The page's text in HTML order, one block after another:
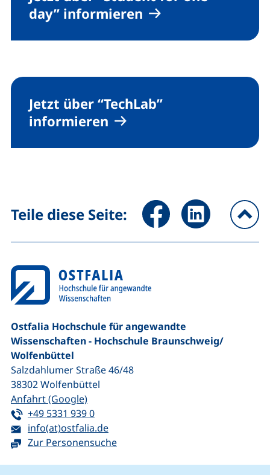
day” informieren
Jetzt über “TechLab”
informieren
Teile diese Seite: Seite über Facebook teilen
Seite über
Ostfalia Hochschule für angewandte
Wissenschaften - Hochschule Braunschweig/​
Wolfenbüttel
Salzdahlumer Straße 46/48
38302Wolfenbüttel
Anfahrt (Google)(externer Link, öffnet neues Fenster)
Tel:
+49 5331 939 0(startet einen Telefonanruf, wenn Ihr
E-Mail:
info(at)ostfalia.de(öffnet Ihr E-Mail-Programm)
Zur Personensuche